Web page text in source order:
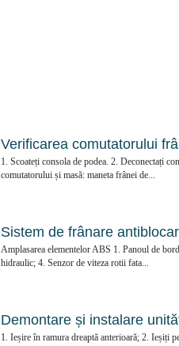
Verificarea comutatorului
1. Scoateți consola de podea. 2. Deconectați
comutatorului și masă: maneta frânei de...
Sistem de frânare
Amplasarea elementelor ABS 1. Panoul de
hidraulic; 4. Senzor de viteza rotii fata...
Demontare și instalare
1. Ieșire în ramura dreaptă anterioară; 2. Ieșiți